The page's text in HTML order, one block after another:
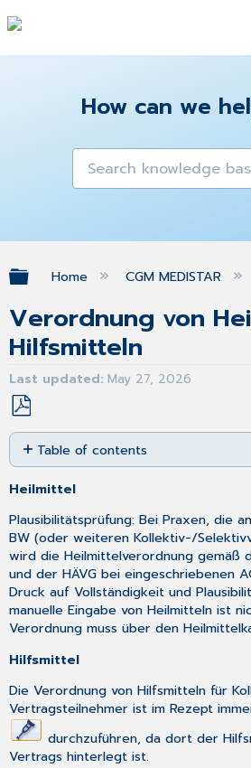
How can we
Expand/collapse
Home CGM MEDISTAR
Verordnung von
Hilfsmitteln
Last updated May 27, 2026
Save
as
PDF
Table of contents
No
headers
Heilmittel
Plausibilitätsprüfung: Bei Praxen, die
BW (oder weiteren Kollektiv-/
wird die Heilmittelverordnung gemäß
und der HÄVG bei eingeschriebenen
Druck auf Vollständigkeit und
manuelle Eingabe von Heilmitteln ist
Verordnung muss über den
Hilfsmittel
Die Verordnung von Hilfsmitteln für
Vertragsteilnehmer ist im Rezept
durchzuführen, da dort der
Vertrags hinterlegt ist.